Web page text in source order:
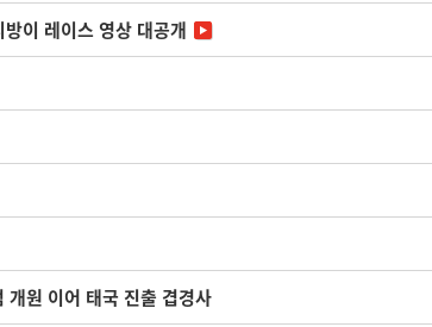
이 레이스 영상 대공개
원 이어 태국 진출 겹경사